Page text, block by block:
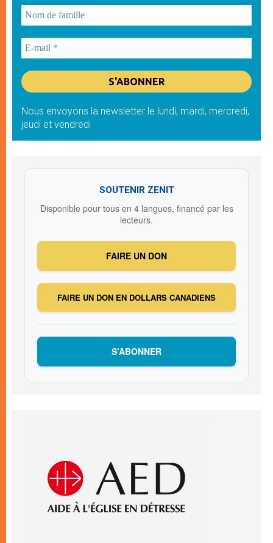
Nous envoyons la newsletter le lundi, mardi, mercredi,
jeudi et vendredi
SOUTENIR ZENIT
Disponible pour tous en 4 langues, financé par les
lecteurs.
FAIRE UN DON
FAIRE UN DON EN DOLLARS CANADIENS
S’ABONNER